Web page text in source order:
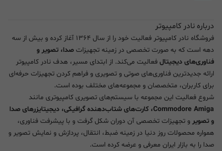
درباره نادر کامپیوتر
فروشگاه نادر کامپیوتر فعالیت خود را از سال ۱۳۶۴ آغاز کرده و بیش از سه
دهه است که به صورت تخصصی در زمینه تجهیزات صدا، تصویر و
فناوری‌های دیجیتال فعالیت می‌کند. از ابتدای مسیر، هدف نادر کامپیوتر
ارائه جدیدترین فناوری‌های صوتی و تصویری و فراهم کردن تجهیزات حرفه‌ای
برای کاربران، متخصصان و مجموعه‌های مختلف بوده است.
شروع فعالیت این مجموعه با سیستم‌های تصویری کامپیوتری مانند
Commodore Amiga، کارت‌های شتاب‌دهنده گرافیکی، دیجیتایزرهای صدا
و تصویر و تجهیزات تخصصی آن دوران شکل گرفت و با پیشرفت فناوری،
همواره محصولات روز دنیا در زمینه ضبط، انتقال، پردازش و نمایش تصویر و
صدا را به بازار ایران معرفی و عرضه کرده است.